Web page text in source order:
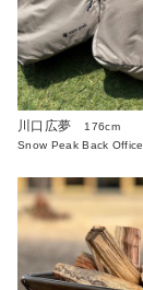
川口広夢
176cm
Snow Peak Back Office